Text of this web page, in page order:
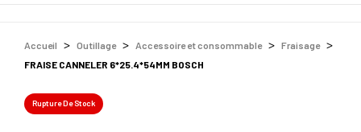
Accueil Outillage Accessoire et consommable
Fraisage
FRAISE CANNELER 6*25.4*54MM BOSCH
Rupture De Stock